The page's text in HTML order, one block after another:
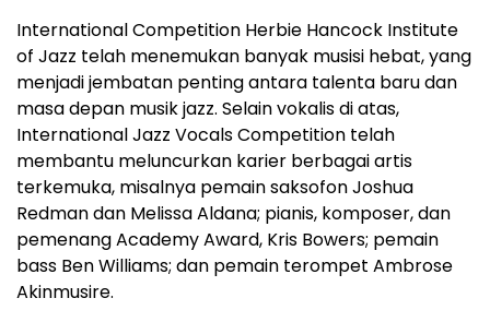
International Competition Herbie Hancock Institute
of Jazz telah menemukan banyak musisi hebat, yang
menjadi jembatan penting antara talenta baru dan
masa depan musik jazz. Selain vokalis di atas,
International Jazz Vocals Competition telah
membantu meluncurkan karier berbagai artis
terkemuka, misalnya pemain saksofon Joshua
Redman dan Melissa Aldana; pianis, komposer, dan
pemenang Academy Award, Kris Bowers; pemain
bass Ben Williams; dan pemain terompet Ambrose
Akinmusire.